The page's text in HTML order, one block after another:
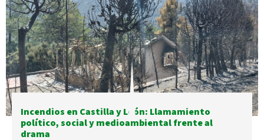
Incendios en Castilla y León: Llamamiento
político, social y medioambiental frente al
drama